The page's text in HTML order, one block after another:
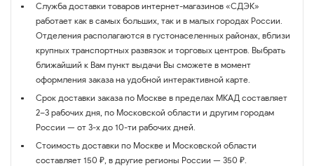
Служба доставки товаров интернет-магазинов «СДЭК»
работает как в самых больших, так и в малых городах России.
Отделения располагаются в густонаселенных районах, вблизи
крупных транспортных развязок и торговых центров. Выбрать
ближайший к Вам пункт выдачи Вы сможете в момент
оформления заказа на удобной интерактивной карте.
Срок доставки заказа по Москве в пределах МКАД составляет
2–3 рабочих дня, по Московской области и другим городам
России — от 3-х до 10-ти рабочих дней.
Стоимость доставки по Москве и Московской области
составляет 150 ₽, в другие регионы России — 350 ₽.